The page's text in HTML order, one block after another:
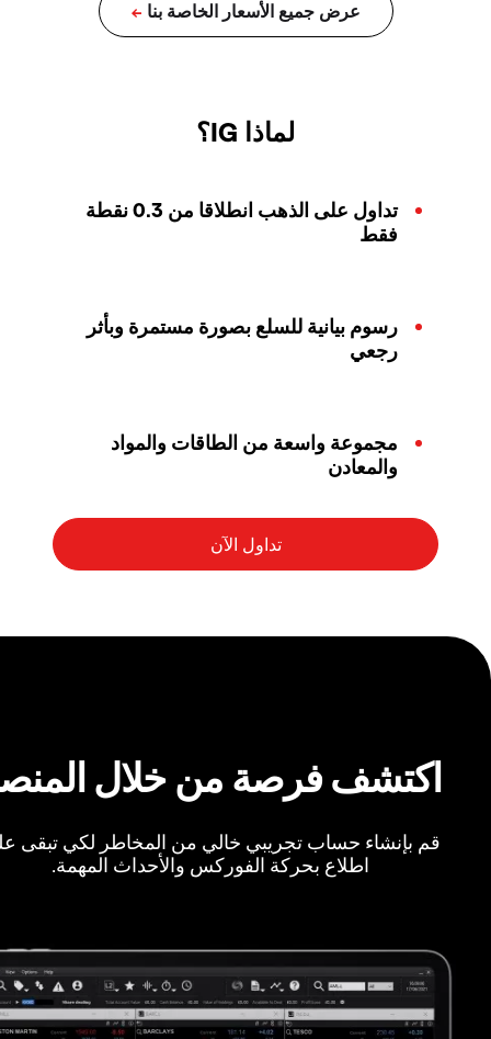
لماذا IG؟
تداول على الذهب انطلاقا من 0.3 نقطة
فقط
رسوم بيانية للسلع بصورة مستمرة وبأثر
رجعي
مجموعة واسعة من الطاقات والمواد
والمعادن
اكتشف فرصة من خلال
قم بإنشاء حساب تجريبي خالي من المخاطر لكي تبقى
اطلاع بحركة الفوركس والأحداث المهمة.